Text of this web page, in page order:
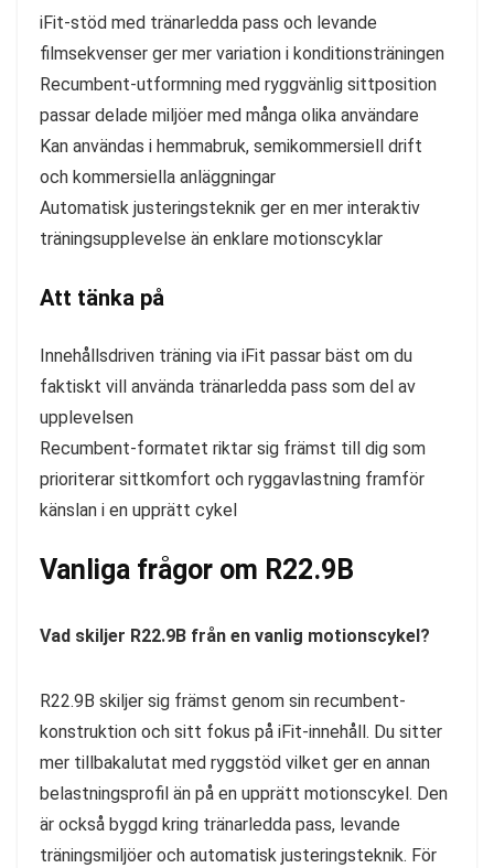
iFit-stöd med tränarledda pass och levande
filmsekvenser ger mer variation i konditionsträningen
Recumbent-utformning med ryggvänlig sittposition
passar delade miljöer med många olika användare
Kan användas i hemmabruk, semikommersiell drift
och kommersiella anläggningar
Automatisk justeringsteknik ger en mer interaktiv
träningsupplevelse än enklare motionscyklar
Att tänka på
Innehållsdriven träning via iFit passar bäst om du
faktiskt vill använda tränarledda pass som del av
upplevelsen
Recumbent-formatet riktar sig främst till dig som
prioriterar sittkomfort och ryggavlastning framför
känslan i en upprätt cykel
Vanliga frågor om R22.9B
Vad skiljer R22.9B från en vanlig motionscykel?
R22.9B skiljer sig främst genom sin recumbent-
konstruktion och sitt fokus på iFit-innehåll. Du sitter
mer tillbakalutat med ryggstöd vilket ger en annan
belastningsprofil än på en upprätt motionscykel. Den
är också byggd kring tränarledda pass, levande
träningsmiljöer och automatisk justeringsteknik. För